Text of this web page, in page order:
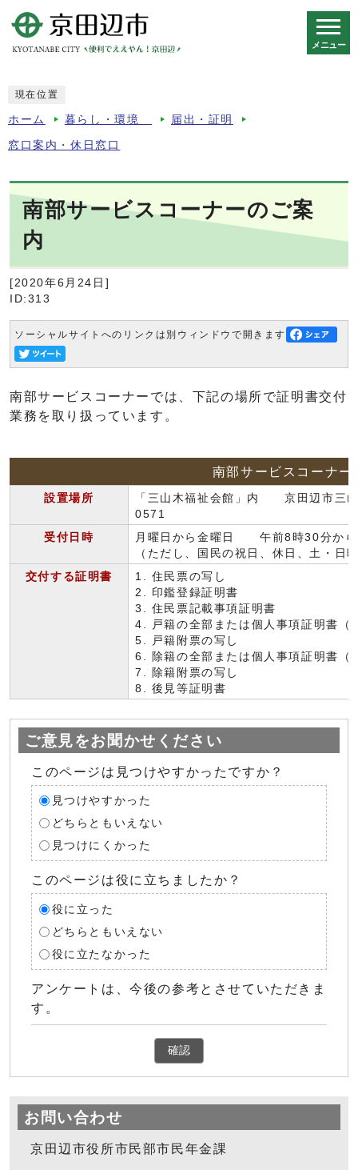
メニュー
現在位置
ホーム 暮らし・環境 届出・証明
窓口案内・休日窓口
南部サービスコーナーのご案
内
[2020年6月24日]
ID:313
ソーシャルサイトへのリンクは別ウィンドウで開きます
南部サービスコーナーでは、下記の場所で証明書交付
業務を取り扱っています。
南部サービスコーナー
設置場所
「三山木福祉会館」内 京田辺市三
0571
受付日時
月曜日から金曜日 午前8時30分から
（ただし、国民の祝日、休日、土・日
交付する証明書
1. 住民票の写し
2. 印鑑登録証明書
3. 住民票記載事項証明書
4. 戸籍の全部または個人事項証明書（
5. 戸籍附票の写し
6. 除籍の全部または個人事項証明書（
7. 除籍附票の写し
8. 後見等証明書
ご意見をお聞かせください
このページは見つけやすかったですか？
見つけやすかった
どちらともいえない
見つけにくかった
このページは役に立ちましたか？
役に立った
どちらともいえない
役に立たなかった
アンケートは、今後の参考とさせていただきま
す。
確認
お問い合わせ
京田辺市役所市民部市民年金課